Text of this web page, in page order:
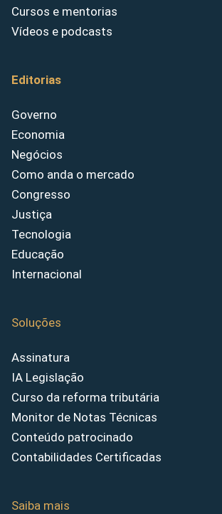
Cursos e mentorias
Vídeos e podcasts
Editorias
Governo
Economia
Negócios
Como anda o mercado
Congresso
Justiça
Tecnologia
Educação
Internacional
Soluções
Assinatura
IA Legislação
Curso da reforma tributária
Monitor de Notas Técnicas
Conteúdo patrocinado
Contabilidades Certificadas
Saiba mais